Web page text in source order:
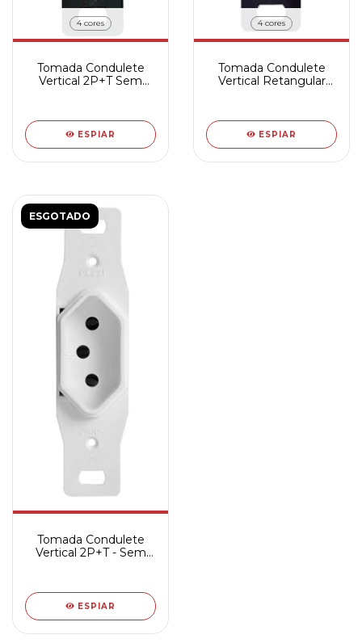
4 cores
Tomada Condulete
Vertical 2P+T Sem
ESPIAR
4 cores
Tomada Condulete
Vertical Retangular
ESPIAR
ESGOTADO
Tomada Condulete
Vertical 2P+T - Sem
ESPIAR